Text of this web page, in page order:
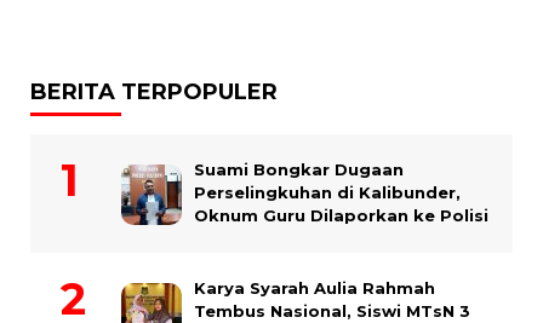
BERITA TERPOPULER
Suami Bongkar Dugaan
Perselingkuhan di Kalibunder,
Oknum Guru Dilaporkan ke Polisi
Karya Syarah Aulia Rahmah
Tembus Nasional, Siswi MTsN 3